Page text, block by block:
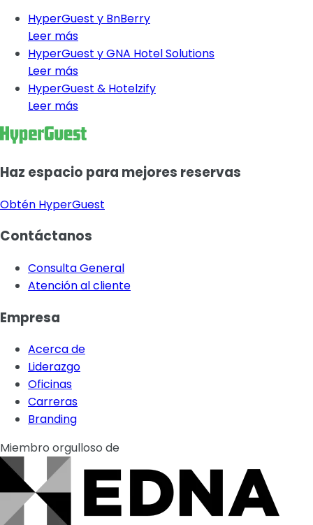
HyperGuest y BnBerry
Leer más
HyperGuest y GNA Hotel Solutions
Leer más
HyperGuest & Hotelzify
Leer más
Haz espacio para mejores reservas
Obtén HyperGuest
Contáctanos
Consulta General
Atención al cliente
Empresa
Acerca de
Liderazgo
Oficinas
Carreras
Branding
Miembro orgulloso de